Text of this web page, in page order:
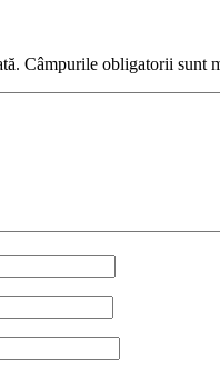
Câmpurile obligatorii sunt